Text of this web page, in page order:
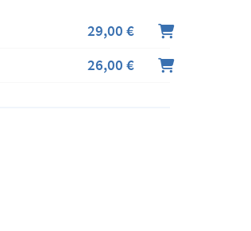
29,00 €
26,00 €